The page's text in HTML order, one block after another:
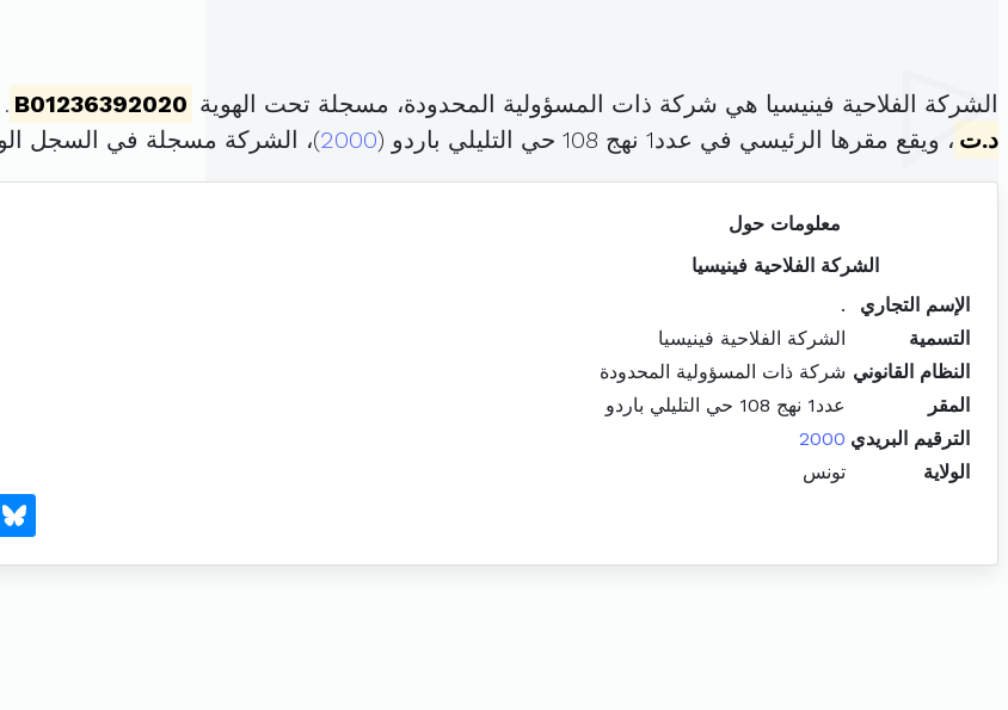
الشركة الفلاحية فينيسيا هي شركة ذات المسؤولية المحدودة، مسجلة تحت الهوية B01236392020
.
د.ت ، ويقع مقرها الرئيسي في عدد1 نهج 108 حي التليلي باردو ( 2000)، الشركة مسجلة في السجل
معلومات حول
الشركة الفلاحية فينيسيا
الإسم التجاري
.
التسمية
الشركة الفلاحية فينيسيا
النظام القانوني شركة ذات المسؤولية المحدودة
المقر
عدد1 نهج 108 حي التليلي باردو
الترقيم البريدي 2000
الولاية
تونس